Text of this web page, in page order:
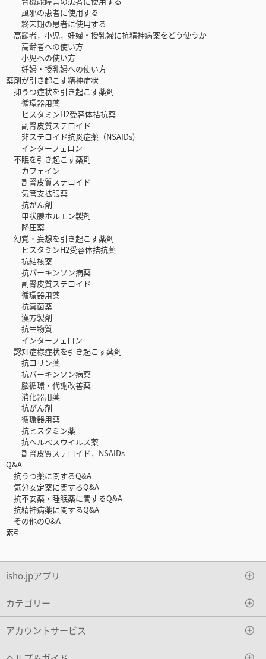
風邪の患者に使用する
終末期の患者に使用する
高齢者，小児，妊婦・授乳婦に抗精神病薬をどう使うか
高齢者への使い方
小児への使い方
妊婦・授乳婦への使い方
薬剤が引き起こす精神症状
抑うつ症状を引き起こす薬剤
循環器用薬
ヒスタミンH2受容体拮抗薬
副腎皮質ステロイド
非ステロイド抗炎症薬（NSAIDs)
インターフェロン
不眠を引き起こす薬剤
カフェイン
副腎皮質ステロイド
気管支拡張薬
抗がん剤
甲状腺ホルモン製剤
降圧薬
幻覚・妄想を引き起こす薬剤
ヒスタミンH2受容体拮抗薬
抗結核薬
抗パーキンソン病薬
副腎皮質ステロイド
循環器用薬
抗真菌薬
漢方製剤
抗生物質
インターフェロン
認知症様症状を引き起こす薬剤
抗コリン薬
抗パーキンソン病薬
脳循環・代謝改善薬
消化器用薬
抗がん剤
循環器用薬
抗ヒスタミン薬
抗ヘルペスウイルス薬
副腎皮質ステロイド，NSAIDs
Q&A
抗うつ薬に関するQ&A
気分安定薬に関するQ&A
抗不安薬・睡眠薬に関するQ&A
抗精神病薬に関するQ&A
その他のQ&A
索引
isho.jpアプリ
カテゴリー
アカウントサービス